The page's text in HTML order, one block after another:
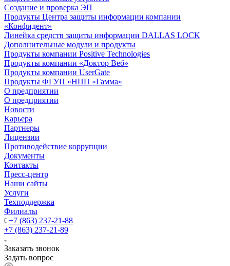
Создание и проверка ЭП
Продукты Центра защиты информации компании
«Конфидент»
Линейка средств защиты информации DALLAS LOCK
Дополнительные модули и продукты
Продукты компании Positive Technologies
Продукты компании «Доктор Веб»
Продукты компании UserGate
Продукты ФГУП «НПП «Гамма»
О предприятии
О предприятии
Новости
Карьера
Партнеры
Лицензии
Противодействие коррупции
Документы
Контакты
Пресс-центр
Наши сайты
Услуги
Техподдержка
Филиалы
+7 (863) 237-21-88
+7 (863) 237-21-89
Заказать звонок
Задать вопрос